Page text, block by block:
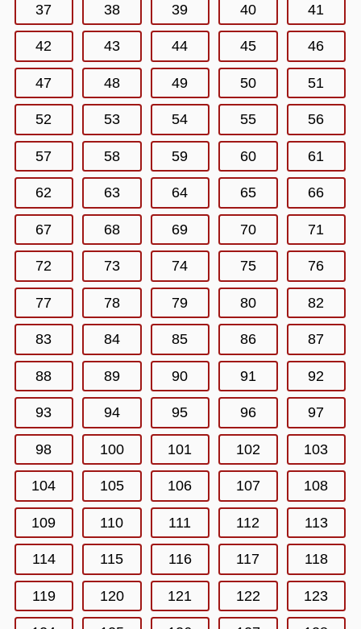
37 38 39 40 41
42 43 44 45 46
47 48 49 50 51
52 53 54 55 56
57 58 59 60 61
62 63 64 65 66
67 68 69 70 71
72 73 74 75 76
77 78 79 80 82
83 84 85 86 87
88 89 90 91 92
93 94 95 96 97
98 100 101 102 103
104 105 106 107 108
109 110 111 112 113
114 115 116 117 118
119 120 121 122 123